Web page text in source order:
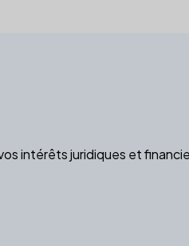
intérêts juridiques et